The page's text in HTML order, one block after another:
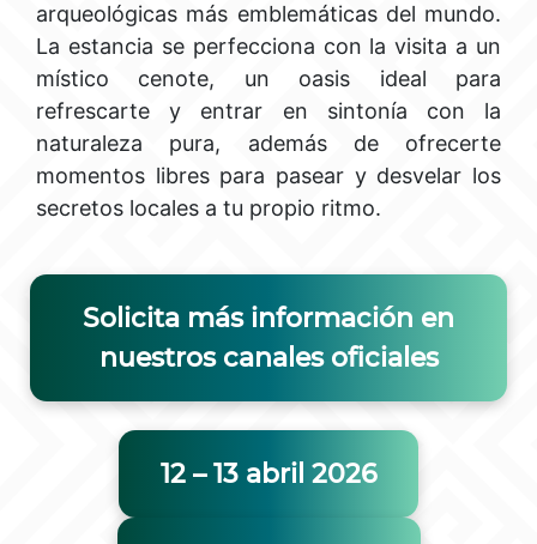
arqueológicas más emblemáticas del mundo.
La estancia se perfecciona con la visita a un
místico cenote, un oasis ideal para
refrescarte y entrar en sintonía con la
naturaleza pura, además de ofrecerte
momentos libres para pasear y desvelar los
secretos locales a tu propio ritmo.
Solicita más información en
nuestros canales oficiales
12 – 13 abril 2026